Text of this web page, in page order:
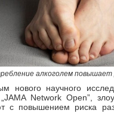
алкоголем повышает
нового научного
Network Open”,
с повышением риска